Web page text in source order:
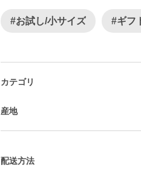
#お試し/小サイズ #ギフ
カテゴリ
産地
配送方法